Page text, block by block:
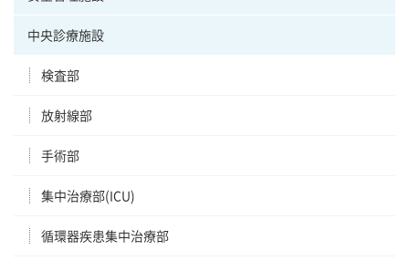
中央診療施設
検査部
放射線部
手術部
集中治療部(ICU)
循環器疾患集中治療部